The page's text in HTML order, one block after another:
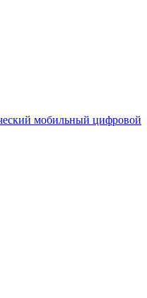
мобильный цифровой